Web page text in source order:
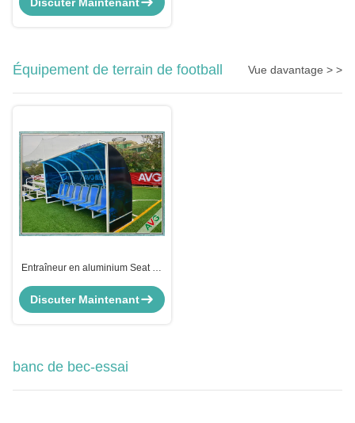
contrat de Cas 115-86-6
Discuter Maintenant
Équipement de terrain de football Vue davantage > >
Entraîneur en aluminium Seat du
temps de mobilité résistante
d'équipement
Discuter Maintenant
banc de bec-essai